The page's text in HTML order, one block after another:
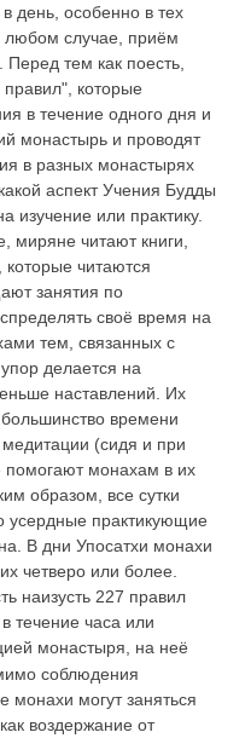
день, особенно в тех
любом случае, приём
тем как поесть,
правил", которые
в течение одного дня и
монастырь и проводят
в разных монастырях
аспект Учения Будды
изучение или практику.
миряне читают книги,
читаются
занятия по
своё время на
тем, связанных с
делается на
наставлений. Их
времени
(сидя и при
помогают монахам в их
образом, все сутки
практикующие
В дни Упосатхи монахи
четверо или более.
наизусть 227 правил
течение часа или
монастыря, на неё
соблюдения
монахи могут заняться
воздержание от